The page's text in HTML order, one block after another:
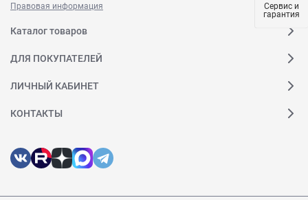
Правовая информация
Каталог товаров
ДЛЯ ПОКУПАТЕЛЕЙ
ЛИЧНЫЙ КАБИНЕТ
КОНТАКТЫ
Сервис и
гарантия